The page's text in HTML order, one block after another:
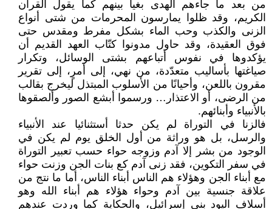
من بعد ما جاءهم الهدى بغيا بينهم كما يقول القرأن
الكريم، وقد ظلوا يمارسون المحرمات من شتى أنواع
الزنى والكذب وحب الماء بشكل مفرط ومقدس حتى
فوق العقيدة، وقد حاول مدونوا كتّاب العهد القديم أن
يؤكدوها في نفوس أتباعهم بشتى الوسائل، وتكرار
صياغتها بأساليب متعدّدة، من نهي، إلى أمرٍ، إلى تقرير
مقرون باللعن، وأحيانًا من الأسلوب المبتذل ليخرج بقالب
من الرضى، أو الاعتذار… ورسموا أبشع الصور وألصقوها
بالأنبياء وأبنائهم.
فالزنا في التوراة لم يكن حدثا أستثنائيا عند الأنبياء
والرسل، بل هو وراثة من أول الخلق يوم لم يكن في
الوجود من بشر إلا آدم وزوجه حواء حسب تعبير التوراة
في سفر التكوين، فقد زنى آدم كع بنات الجن وزنت حواء
مع أبناء الجن وهؤلاء هم الناس أبناء الناس، أما ما نتج من
علاقة جنسية بين آدم وحواء هؤلاء هم أبناء الله وهو
أسلاف اليود بني إسرائيل، والحكاية كما وردت عندهم